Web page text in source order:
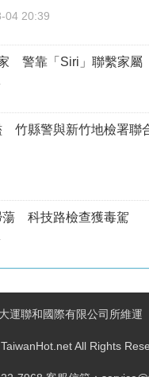
04 20:39
警靠「Siri」聯繫家屬
竹縣警與新竹地檢署聯
蕩 科技路檢查獲毒駕
運聯和國際有限公司所維運
All Rights